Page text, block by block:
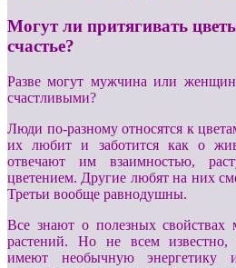
Могут ли притягивать
счастье?
Разве могут мужчина или
счастливыми?
Люди по-разному относятся к
их любит и заботится как о
отвечают им взаимностью,
цветением. Другие любят на них
Третьи вообще равнодушны.
Все знают о полезных свойствах
растений. Но не всем известно,
имеют необычную энергетику